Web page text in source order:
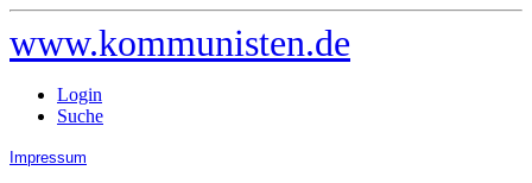
www.kommunisten.de
Login
Suche
Impressum